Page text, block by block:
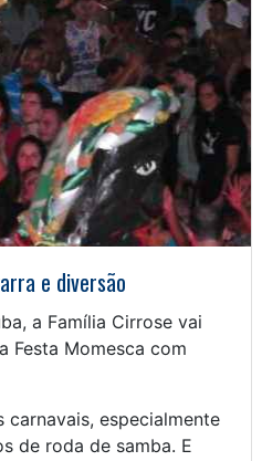
e diversão
a Família Cirrose vai
Festa Momesca com
especialmente
de roda de samba. E